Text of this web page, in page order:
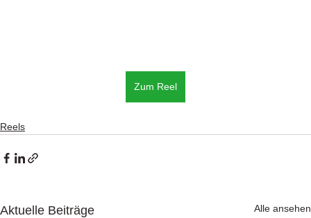
Zum Reel
Reels
Aktuelle Beiträge Alle ansehen